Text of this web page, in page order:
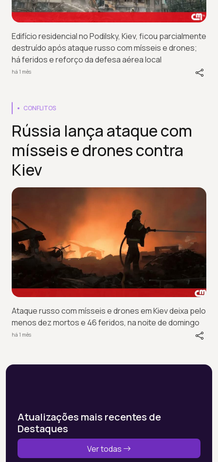
Edifício residencial no Podilsky, Kiev, ficou parcialmente
destruído após ataque russo com mísseis e drones;
há feridos e reforço da defesa aérea local
há 1 mês
CONFLITOS
Rússia lança ataque com
mísseis e drones contra
Kiev
Ataque russo com mísseis e drones em Kiev deixa pelo
menos dez mortos e 46 feridos, na noite de domingo
há 1 mês
Atualizações mais recentes de
Destaques
Ver todas